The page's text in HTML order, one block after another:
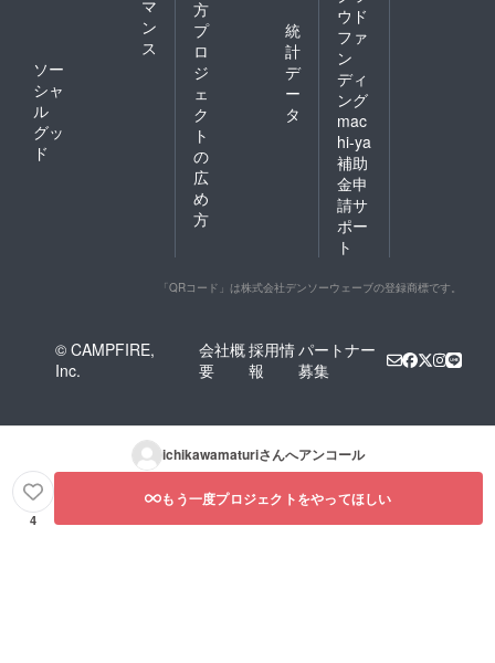
マ
ン
ス
ソー
シャ
ル
グッ
ド
方
プ
ロ
ジ
ェ
ク
ト
の
広
め
方
統
計
デ
ー
タ
ウド
ファ
ン
ディ
ング
mac
hi-ya
補助
金申
請サ
ポー
ト
「QRコード」は株式会社デンソーウェーブの登録商標です。
© CAMPFIRE,
Inc.
会社概
要
採用情
報
パートナー
募集
ichikawamaturiさんへアンコール
4
もう一度プロジェクトをやってほしい